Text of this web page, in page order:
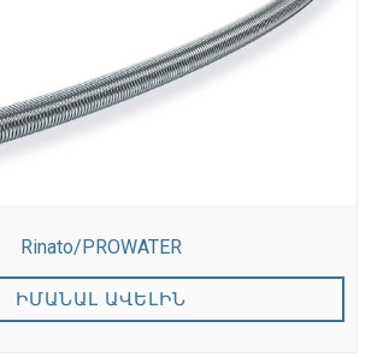
Rinato/PROWATER
ԻՄԱՆԱԼ ԱՎԵԼԻՆ